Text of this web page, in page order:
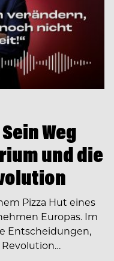
Weg
und die
Pizza Hut eines
Europas. Im
Entscheidungen,